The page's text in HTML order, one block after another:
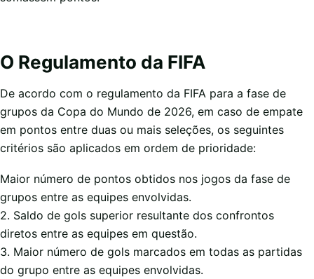
O Regulamento da FIFA
De acordo com o regulamento da FIFA para a fase de
grupos da Copa do Mundo de 2026, em caso de empate
em pontos entre duas ou mais seleções, os seguintes
critérios são aplicados em ordem de prioridade:
Maior número de pontos obtidos nos jogos da fase de
grupos entre as equipes envolvidas.
2. Saldo de gols superior resultante dos confrontos
diretos entre as equipes em questão.
3. Maior número de gols marcados em todas as partidas
do grupo entre as equipes envolvidas.